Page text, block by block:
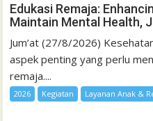
Edukasi Remaja:
Maintain Mental Health,
Jum’at (27/8/2026)
aspek penting yang perlu
remaja....
2026 Kegiatan Layanan Anak &